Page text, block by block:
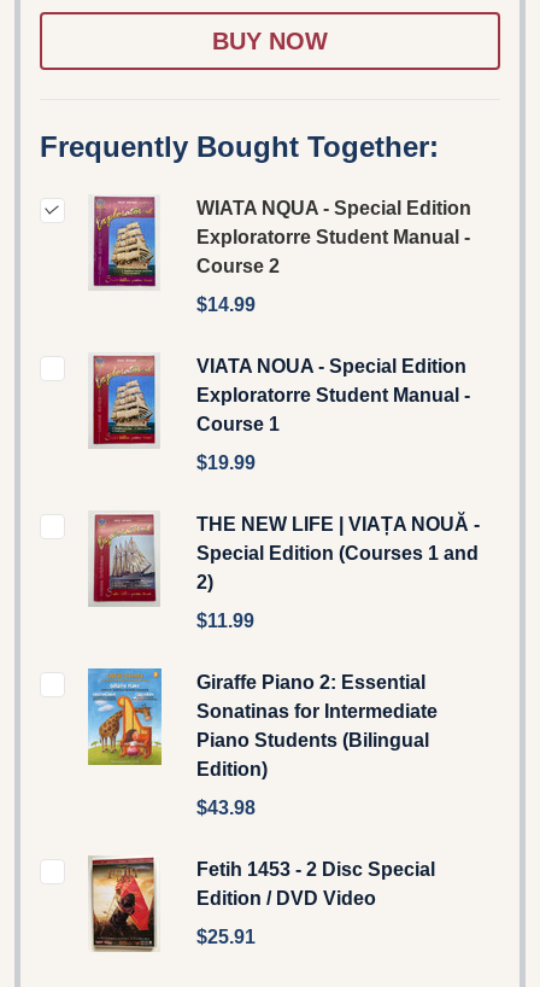
Frequently Bought Together:
WIATA NQUA - Special Edition
Exploratorre Student Manual -
Course 2
$14.99
VIATA NOUA - Special Edition
Exploratorre Student Manual -
Course 1
$19.99
THE NEW LIFE | VIAȚA NOUĂ -
Special Edition (Courses 1 and
2)
$11.99
Giraffe Piano 2: Essential
Sonatinas for Intermediate
Piano Students (Bilingual
Edition)
$43.98
Fetih 1453 - 2 Disc Special
Edition / DVD Video
$25.91